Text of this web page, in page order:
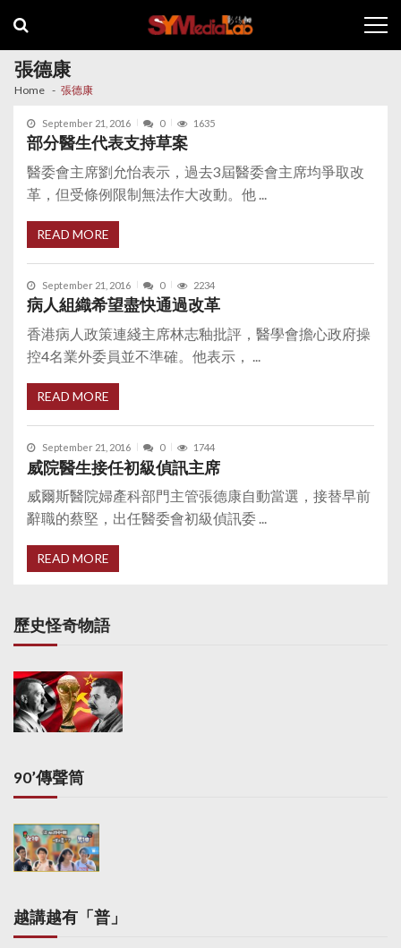
navigation
content
張德康
Home 張德康
September 21, 2016 0 1635
部分醫生代表支持草案
醫委會主席劉允怡表示，過去3屆醫委會主席均爭取改
革，但受條例限制無法作大改動。他 ...
READ MORE
September 21, 2016 0 2234
病人組織希望盡快通過改革
香港病人政策連綫主席林志釉批評，醫學會擔心政府操
控4名業外委員並不準確。他表示， ...
READ MORE
September 21, 2016 0 1744
威院醫生接任初級偵訊主席
威爾斯醫院婦產科部門主管張德康自動當選，接替早前
辭職的蔡堅，出任醫委會初級偵訊委 ...
READ MORE
歷史怪奇物語
90’傳聲筒
越講越有「普」